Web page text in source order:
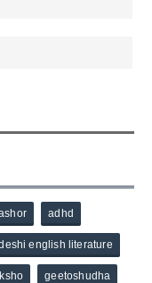
adhd
english literature
geetoshudha